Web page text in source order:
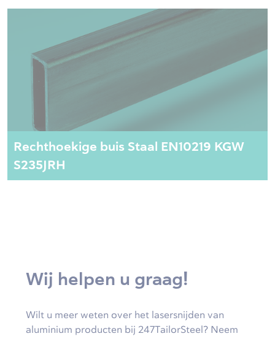
Rechthoekige buis Staal EN10219 KGW
S235JRH
Wij helpen u graag!
Wilt u meer weten over het lasersnijden van
aluminium producten bij 247TailorSteel? Neem